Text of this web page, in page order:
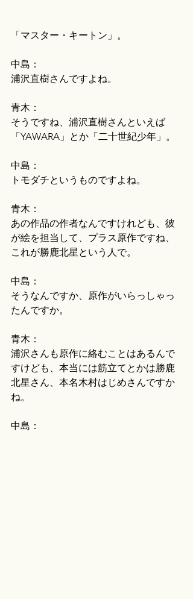
「マスター・キートン」。
中島：
浦沢直樹さんですよね。
青木：
そうですね、浦沢直樹さんといえば
「YAWARA」とか「二十世紀少年」。
中島：
トモダチというものですよね。
青木：
あの作品の作者なんですけれども、彼
が絵を担当して、プラス原作ですね、
これが勝鹿北星という人で。
中島：
そうなんですか、原作がいらっしゃっ
たんですか。
青木：
浦沢さんも原作に絡むことはあるんで
すけども、本当には筋立てとかは勝鹿
北星さん、本名木村はじめさんですか
ね。
中島：